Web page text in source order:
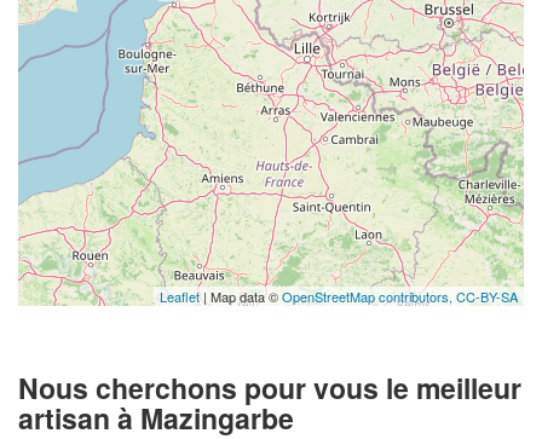
Leaflet| Map data ©OpenStreetMap contributors, CC-BY-SA
Nous cherchons pour vous le meilleur
artisan à Mazingarbe